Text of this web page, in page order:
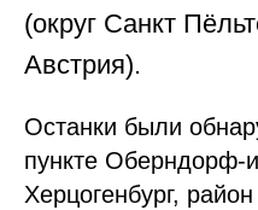
(округ Санкт
Австрия).
Останки были
пункте Оберндорф-
Херцогенбург,